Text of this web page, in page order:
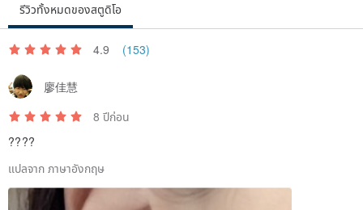
รีวิวทั้งหมดของสตูดิโอ
4.9 (153)
廖佳慧
8 ปีก่อน
????
แปลจาก ภาษาอังกฤษ